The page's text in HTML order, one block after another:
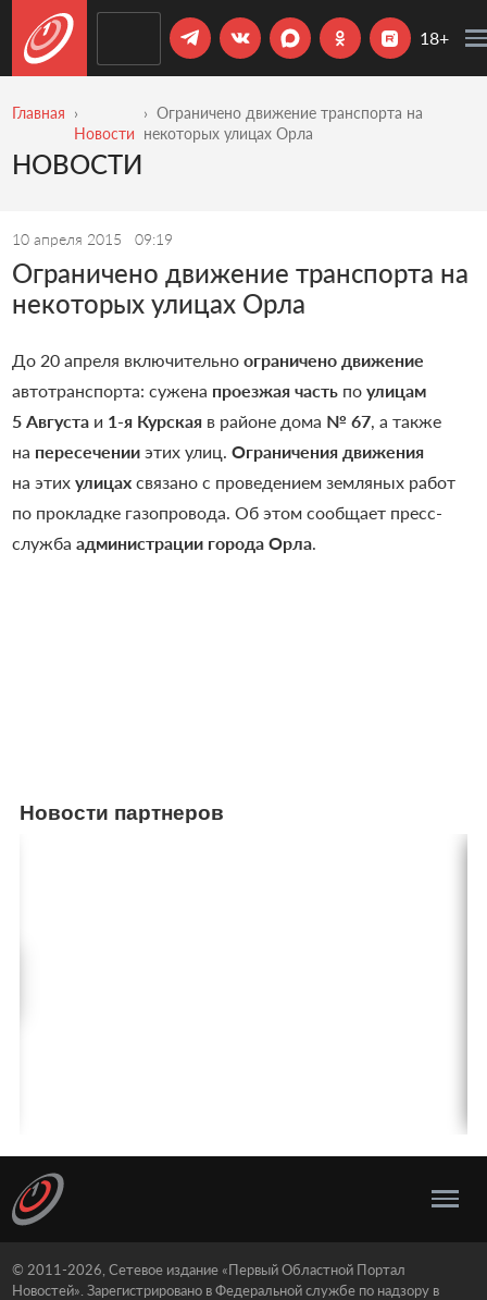
18+
Главная
Новости
Ограничено движение транспорта на
некоторых улицах Орла
НОВОСТИ
10 апреля 2015 09:19
Ограничено движение транспорта на
некоторых улицах Орла
До 20 апреля включительноограничено движение
автотранспорта: сужена проезжая частьпоулицам
5 Августа и 1-я Курскаяв районе дома № 67, а также
на пересеченииэтих улиц. Ограничения движения
на этихулицахсвязано с проведением земляных работ
по прокладке газопровода. Об этом сообщает пресс-
служба администрации города Орла.
Новости партнеров
© 2011-2026, Сетевое издание «Первый Областной Портал
Новостей». Зарегистрировано в Федеральной службе по надзору в